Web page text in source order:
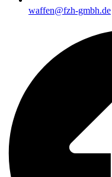
waffen@fzh-gmbh.de